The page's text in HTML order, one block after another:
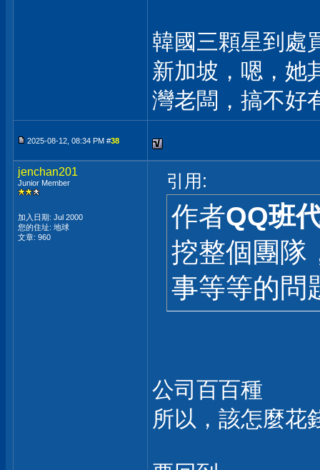
韓國三顆星到處
新加坡，嗯，她
灣老闆，搞不好
2025-08-12, 08:34 PM #38
jenchan201
Junior Member
加入日期: Jul 2000
您的住址: 地球
文章: 960
引用:
作者QQ班
挖整個團隊
事等等的問
公司百百種
所以，該怎麼花